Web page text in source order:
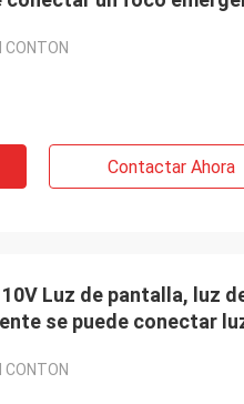
CONTON
Contactar Ahora
Luz de pantalla, luz
se puede conectar
CONTON